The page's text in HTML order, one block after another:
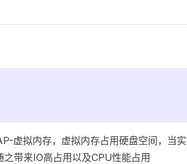
虚拟内存，虚拟内存占用硬盘空间，当
带来IO高占用以及CPU性能占用